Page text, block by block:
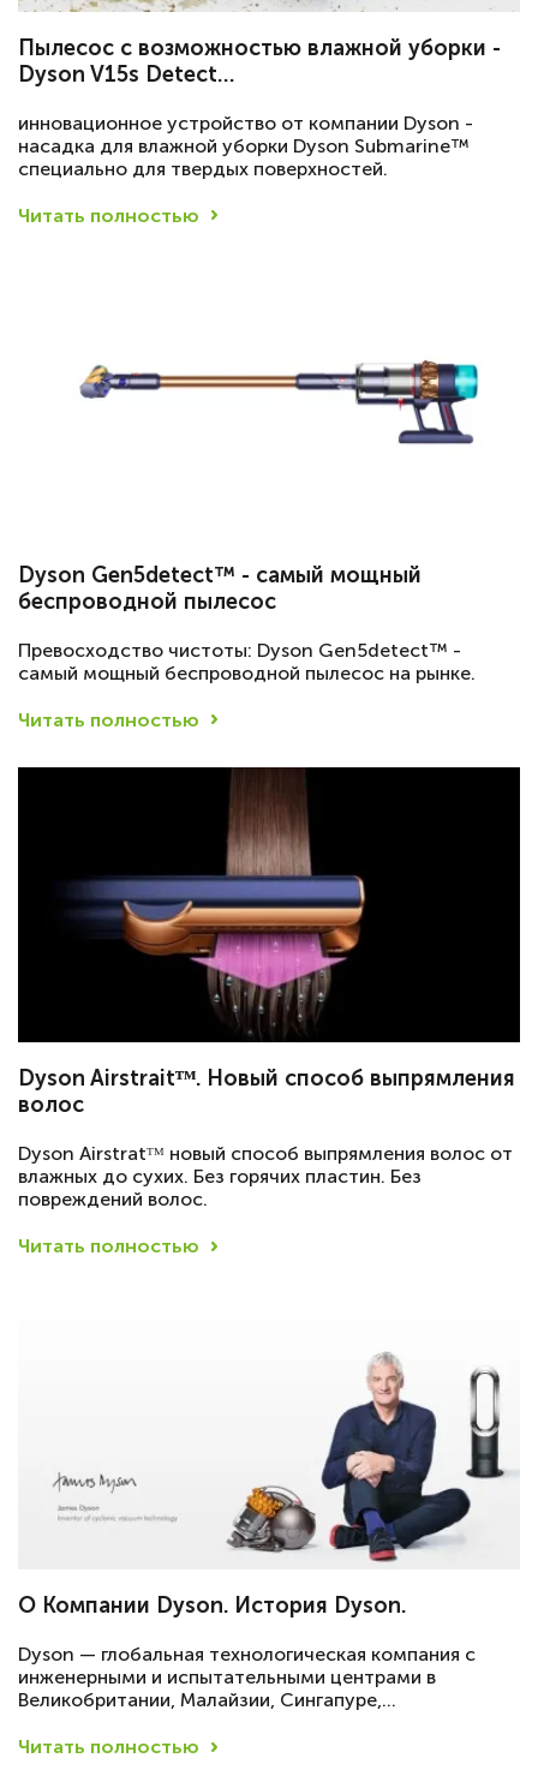
Пылесос с возможностью влажной уборки -
Dyson V15s Detect…
инновационное устройство от компании Dyson -
насадка для влажной уборки Dyson Submarine™
специально для твердых поверхностей.
Читать полностью
Dyson Gen5detect™ - самый мощный
беспроводной пылесос
Превосходство чистоты: Dyson Gen5detect™ -
самый мощный беспроводной пылесос на рынке.
Читать полностью
Dyson Airstraitᵀᴹ. Новый способ выпрямления
волос
Dyson Airstratᵀᴹ новый способ выпрямления волос от
влажных до сухих. Без горячих пластин. Без
повреждений волос.
Читать полностью
О Компании Dyson. История Dyson.
Dyson — глобальная технологическая компания с
инженерными и испытательными центрами в
Великобритании, Малайзии, Сингапуре,…
Читать полностью